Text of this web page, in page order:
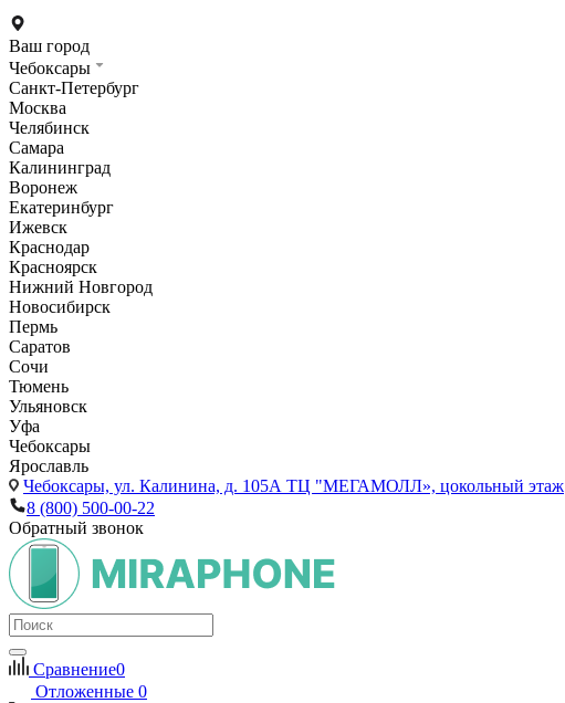
Ваш город
Чебоксары
Санкт-Петербург
Москва
Челябинск
Самара
Калининград
Воронеж
Екатеринбург
Ижевск
Краснодар
Красноярск
Нижний Новгород
Новосибирск
Пермь
Саратов
Сочи
Тюмень
Ульяновск
Уфа
Чебоксары
Ярославль
Чебоксары, ул. Калинина, д. 105А ТЦ "МЕГАМОЛЛ», цокольный этаж
8 (800) 500-00-22
Обратный звонок
Сравнение0
Отложенные 0